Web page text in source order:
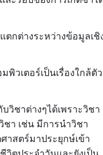
ตกต่างระหว่างข้อมูลเชิ
วเตอร์เป็นเรื่องใกล้ตัว
วิชาต่างๆได้เพราะวิชา
า เช่น มีการนำวิชา
าสตร์มาประยุกษ์เข้า